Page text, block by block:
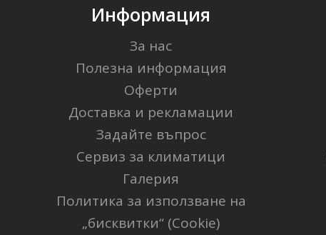
Информация
За нас
Полезна информация
Оферти
Доставка и рекламации
Задайте въпрос
Сервиз за климатици
Галерия
Политика за използване на
„бисквитки“ (Cookie)